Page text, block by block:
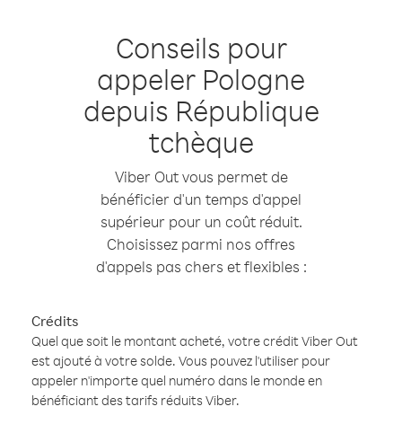
Conseils pour
appeler Pologne
depuis République
tchèque
Viber Out vous permet de
bénéficier d'un temps d'appel
supérieur pour un coût réduit.
Choisissez parmi nos offres
d'appels pas chers et flexibles :
Crédits
Quel que soit le montant acheté, votre crédit Viber Out
est ajouté à votre solde. Vous pouvez l'utiliser pour
appeler n'importe quel numéro dans le monde en
bénéficiant des tarifs réduits Viber.